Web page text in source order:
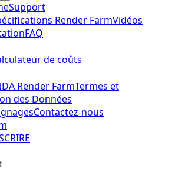
Support
Render FarmVidéos
FAQ
de coûts
Render FarmTermes et
des Données
Contactez-nous